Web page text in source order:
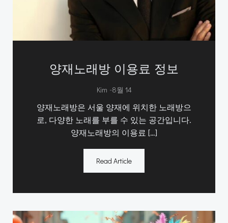
양재노래방 이용료 정보
Kim -8월 14
양재노래방은 서울 양재에 위치한 노래방으
로, 다양한 노래를 부를 수 있는 공간입니다.
양재노래방의 이용료 […]
Read Article